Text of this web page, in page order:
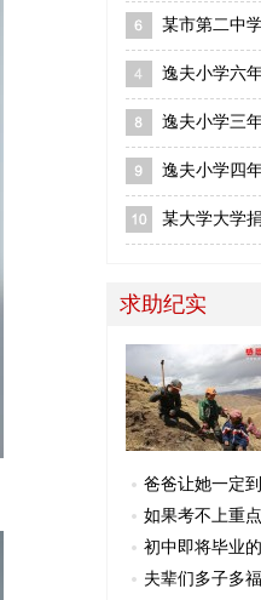
某市第二中
逸夫小学六
逸夫小学三
逸夫小学四
某大学大学
求助纪实
爸爸让她一定
如果考不上重
初中即将毕业
夫辈们多子多